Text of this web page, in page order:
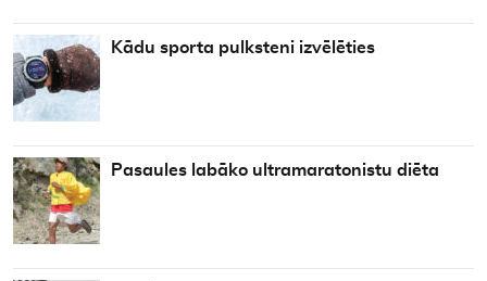
Kādu sporta pulksteni izvēlēties
Pasaules labāko ultramaratonistu diēta